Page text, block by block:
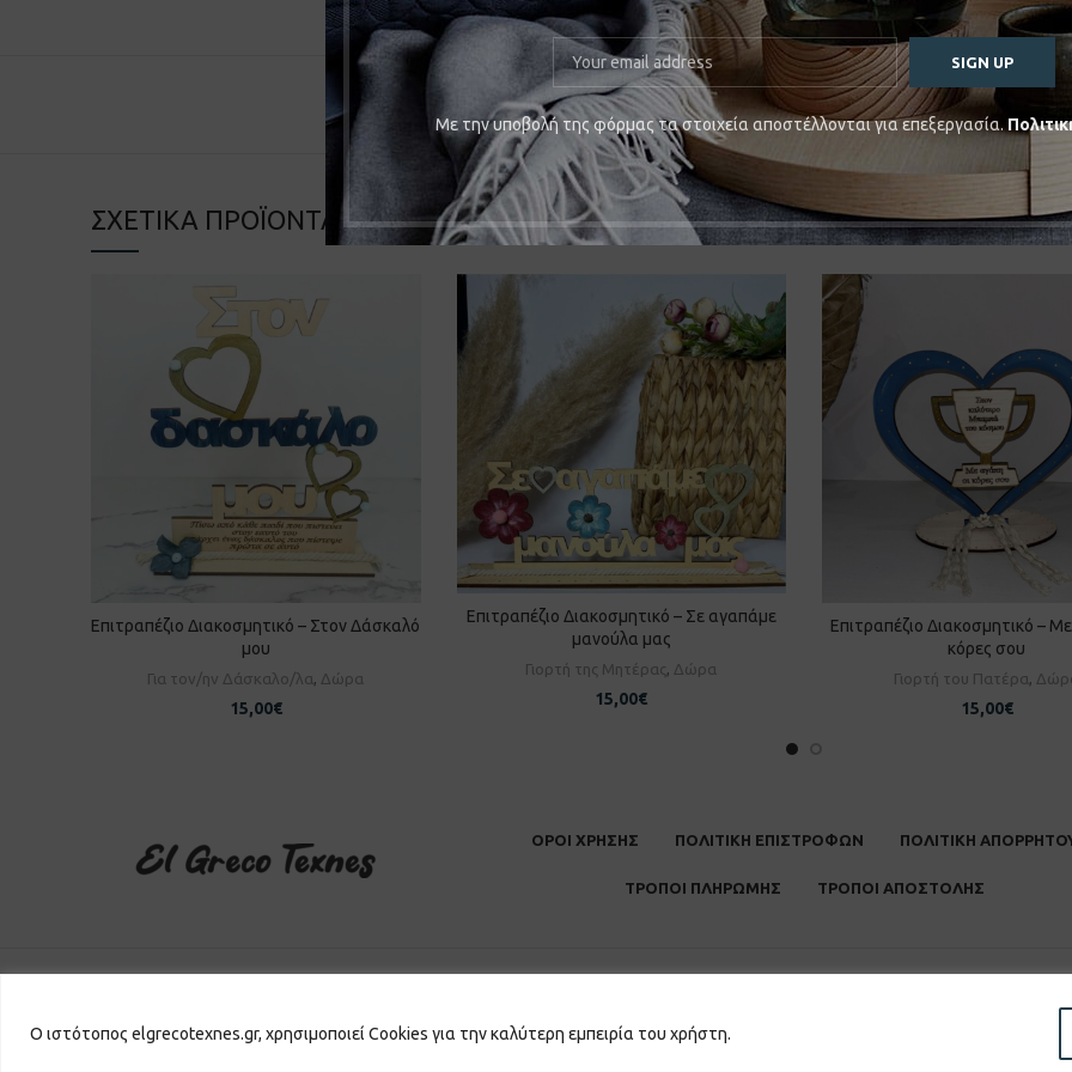
Mε την υποβολή της φόρμας τα στοιχεία αποστέλλονται για επεξεργασία.
Ο ιστότοπος elgrecotexnes.gr, χρησιμοποιεί Cookies για την καλύτερη εμπειρία του χρήστη.
ΣΧΕΤΙΚΆ ΠΡΟΪΌΝΤΑ
ΠΡΟΣΘΉΚΗ ΣΤΟ ΚΑΛΆΘΙ
Επιτραπέζιο Διακοσμητικό – Στον Δάσκαλό
μου
Για τον/ην Δάσκαλο/λα, Δώρα
15,00€
ΠΡΟΣΘΉΚΗ ΣΤΟ ΚΑΛΆΘΙ
Επιτραπέζιο Διακοσμητικό – Σε αγαπάμε
μανούλα μας
Γιορτή της Μητέρας, Δώρα
15,00€
ΠΡΟΣΘΉΚΗ ΣΤΟ
Επιτραπέζιο Διακοσμητικό –
κόρες σου
Γιορτή του Πατέρα,
15,00€
ΟΡΟΙ ΧΡΗΣΗΣ ΠΟΛΙΤΙΚΗ ΕΠΙΣΤΡΟΦΩΝ ΠΟΛΙΤΙΚΗ
ΤΡΟΠΟΙ ΠΛΗΡΩΜΗΣ ΤΡΟΠΟΙ ΑΠΟΣΤΟΛΗΣ